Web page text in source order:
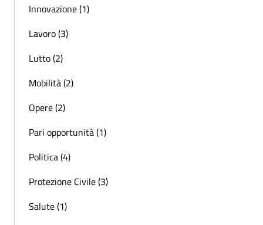
Innovazione (1)
Lavoro (3)
Lutto (2)
Mobilità (2)
Opere (2)
Pari opportunità (1)
Politica (4)
Protezione Civile (3)
Salute (1)